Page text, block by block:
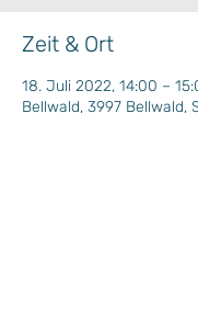
Zeit & Ort
18. Juli 2022, 14:00 –
Bellwald, 3997 Bellwald,